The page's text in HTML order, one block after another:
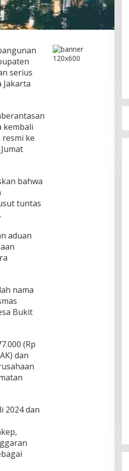
serius
Jakarta
kembali
ke
bahwa
tuntas
aduan
nama
Bukit
(Rp
dan
2024 dan